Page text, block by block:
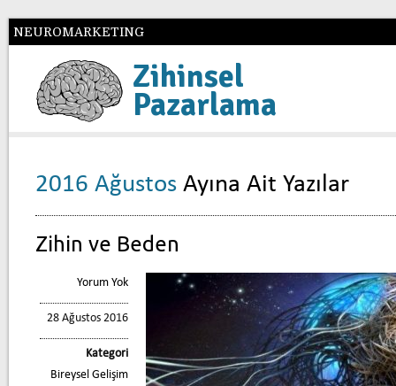
NEUROMARKETING
Zihinsel
Pazarlama
2016 Ağustos Ayına Ait Yazılar
Zihin ve Beden
Yorum Yok
28 Ağustos 2016
Kategori
Bireysel Gelişim